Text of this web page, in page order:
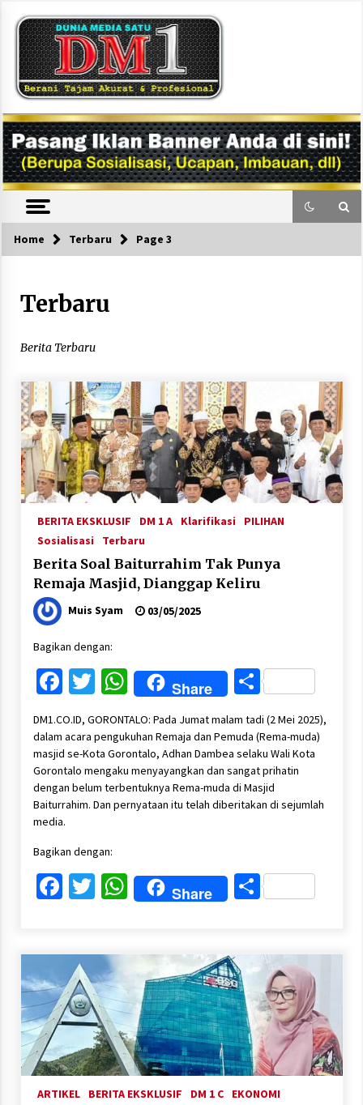
content
DM1
Home Terbaru Page 3
Terbaru
Berita Terbaru
BERITA EKSKLUSIF DM 1 A Klarifikasi
PILIHAN
Sosialisasi
Terbaru
Berita Soal Baiturrahim Tak Punya
Remaja Masjid, Dianggap Keliru
Muis Syam 03/05/2025
Bagikan dengan:
Facebook
Twitter
WhatsApp
Share Share
DM1.CO.ID, GORONTALO: Pada Jumat malam tadi (2 Mei 2025),
dalam acara pengukuhan Remaja dan Pemuda (Rema-muda)
masjid se-Kota Gorontalo, Adhan Dambea selaku Wali Kota
Gorontalo mengaku menyayangkan dan sangat prihatin
dengan belum terbentuknya Rema-muda di Masjid
Baiturrahim. Dan pernyataan itu telah diberitakan di sejumlah
media.
Bagikan dengan:
Facebook
Twitter
WhatsApp
Share Share
ARTIKEL BERITA EKSKLUSIF DM 1 C
EKONOMI